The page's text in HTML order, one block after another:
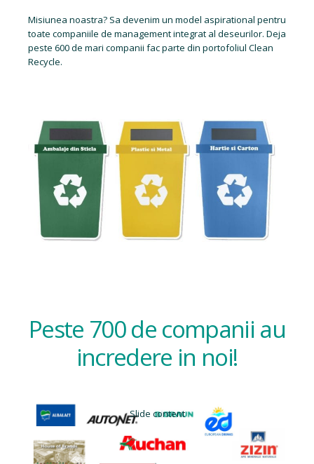
Misiunea noastra? Sa devenim un model aspirational pentru
toate companiile de management integrat al deseurilor. Deja
peste 600 de mari companii fac parte din portofoliul Clean
Recycle.
Peste 700 de companii au
incredere in noi!
Slide content